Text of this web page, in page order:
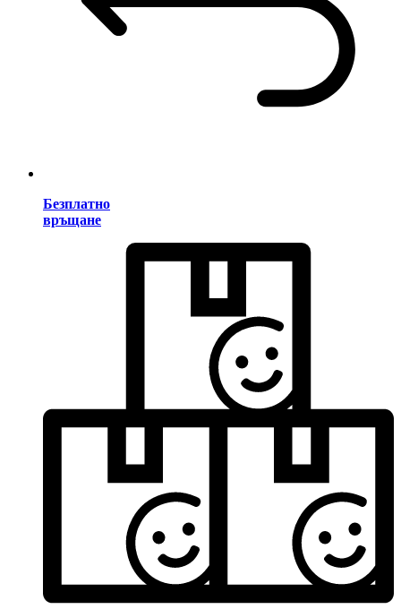
Безплатно
връщане